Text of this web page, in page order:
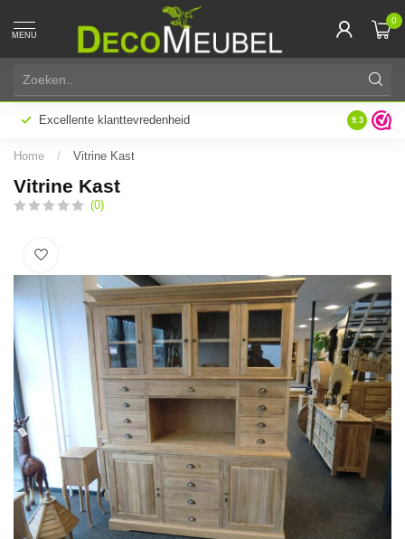
MENU
0
Excellente klanttevredenheid 9.3
Home / Vitrine Kast
Vitrine Kast
(0)